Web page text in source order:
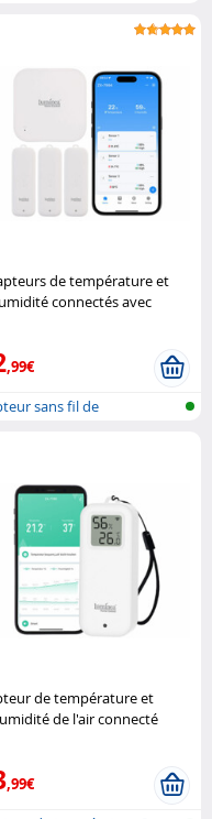
de température et
connectés avec
,99€
sans fil de
de température et
de l'air connecté
,99€